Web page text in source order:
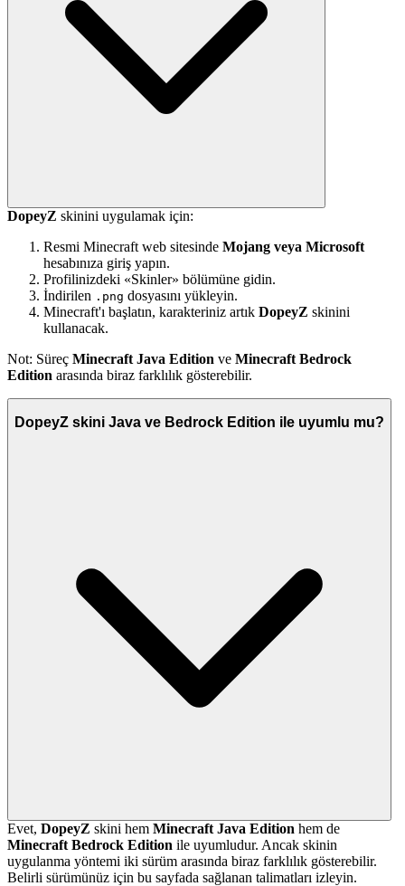
DopeyZ skinini uygulamak için:
Resmi Minecraft web sitesinde Mojang veya Microsoft
hesabınıza giriş yapın.
Profilinizdeki «Skinler» bölümüne gidin.
İndirilen .png dosyasını yükleyin.
Minecraft'ı başlatın, karakteriniz artık DopeyZ skinini
kullanacak.
Not: Süreç Minecraft Java Edition ve Minecraft Bedrock
Edition arasında biraz farklılık gösterebilir.
DopeyZ skini Java ve Bedrock Edition ile uyumlu mu?
Evet, DopeyZ skini hem Minecraft Java Edition hem de
Minecraft Bedrock Edition ile uyumludur. Ancak skinin
uygulanma yöntemi iki sürüm arasında biraz farklılık gösterebilir.
Belirli sürümünüz için bu sayfada sağlanan talimatları izleyin.